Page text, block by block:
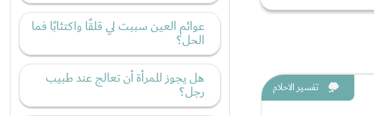
تفسير الاحلام
عوائم العين سببت لي قلقًا واكتئابًا فما
الحل؟
هل يجوز للمرأة أن تعالج عند طبيب
رجل؟